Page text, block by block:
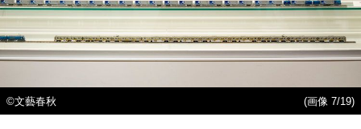
©文藝春秋 (画像 7/19)